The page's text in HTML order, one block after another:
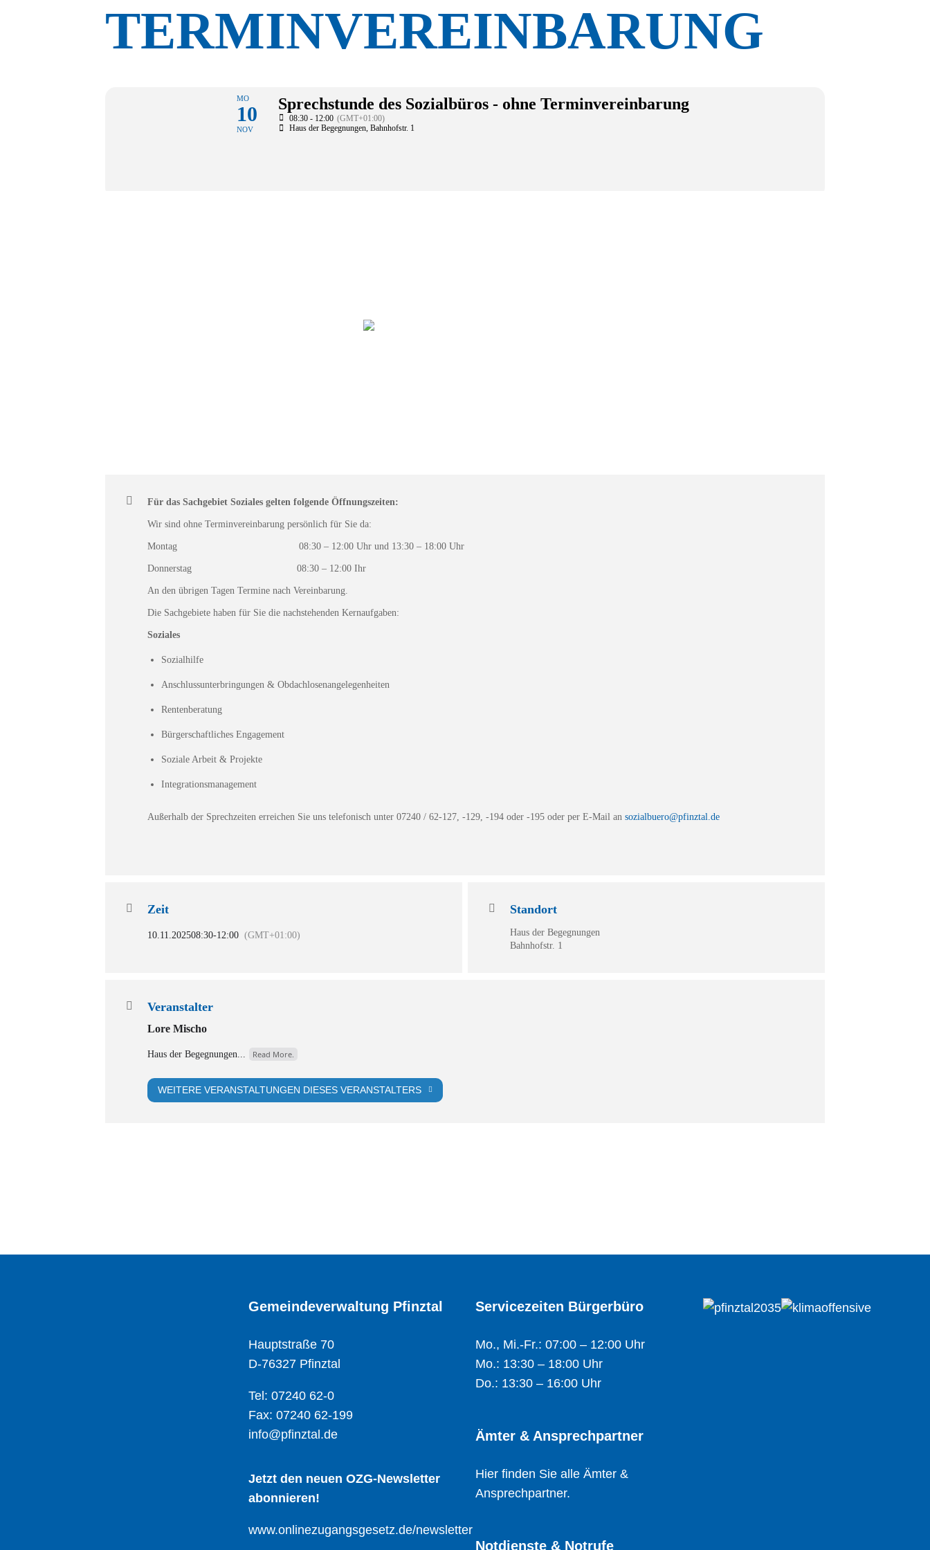
TERMINVEREINBARUNG
MO
10
NOV
Sprechstunde des Sozialbüros - ohne Terminvereinbarung
08:30 - 12:00 (GMT+01:00)
Haus der Begegnungen , Bahnhofstr. 1
Für das Sachgebiet Soziales gelten folgende Öffnungszeiten:
Wir sind ohne Terminvereinbarung persönlich für Sie da:
Montag 08:30 – 12:00 Uhr und 13:30 – 18:00 Uhr
Donnerstag 08:30 – 12:00 Ihr
An den übrigen Tagen Termine nach Vereinbarung.
Die Sachgebiete haben für Sie die nachstehenden Kernaufgaben:
Soziales
Sozialhilfe
Anschlussunterbringungen & Obdachlosenangelegenheiten
Rentenberatung
Bürgerschaftliches Engagement
Soziale Arbeit & Projekte
Integrationsmanagement
Außerhalb der Sprechzeiten erreichen Sie uns telefonisch unter 07240 / 62-127, -129, -194 oder -195 oder per E-Mail an sozialbuero@pfinztal.de
Zeit
10.11.202508:30-12:00 (GMT+01:00)
Standort
Haus der Begegnungen
Bahnhofstr. 1
Veranstalter
Lore Mischo
Haus der Begegnungen... Read More.
WEITERE VERANSTALTUNGEN DIESES VERANSTALTERS
Gemeindeverwaltung Pfinztal
Hauptstraße 70
D-76327 Pfinztal
Tel: 07240 62-0
Fax: 07240 62-199
info@pfinztal.de
Jetzt den neuen OZG-Newsletter
abonnieren!
www.onlinezugangsgesetz.de/newsletter
Servicezeiten Bürgerbüro
Mo., Mi.-Fr.: 07:00 – 12:00 Uhr
Mo.: 13:30 – 18:00 Uhr
Do.: 13:30 – 16:00 Uhr
Ämter & Ansprechpartner
Hier finden Sie alle Ämter &
Ansprechpartner.
Notdienste & Notrufe